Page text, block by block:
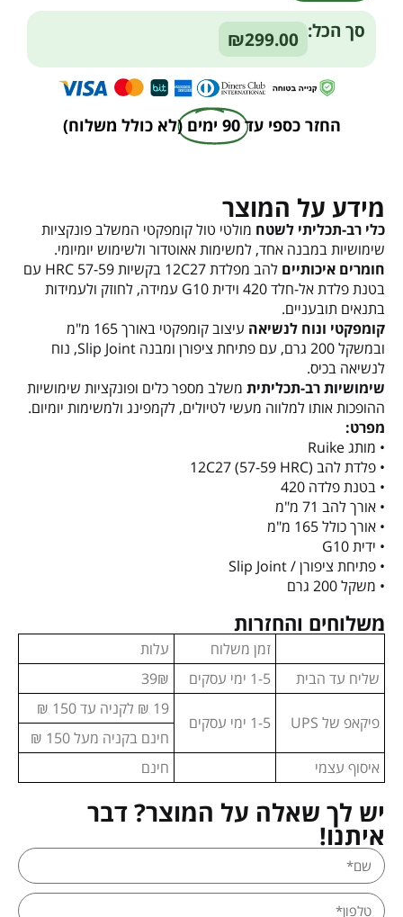
Alternative:
סך הכל: ₪299.00
החזר כספי עד 90 ימים (לא כולל משלוח)
מידע על המוצר
כלי רב-תכליתי לשטח מולטי טול קומפקטי המשלב פונקציות
שימושיות במבנה אחד, למשימות אאוטדור ולשימוש יומיומי.
חומרים איכותיים
להב מפלדת 12C27 בקשיות 57-59 HRC עם
בטנת פלדת אל-חלד 420 וידית G10 עמידה, לחוזק ולעמידות
בתנאים תובעניים.
קומפקטי ונוח לנשיאה
עיצוב קומפקטי באורך 165 מ"מ
ובמשקל 200 גרם, עם פתיחת ציפורן ומבנה Slip Joint, נוח
לנשיאה בכיס.
שימושיות רב-תכליתית משלב מספר כלים ופונקציות שימושיות
ההופכות אותו למלווה מעשי לטיולים, לקמפינג ולמשימות יומיום.
מפרט:
• מותג Ruike
• פלדת להב 12C27 (57-59 HRC)
• בטנת פלדה 420
• אורך להב 71 מ"מ
• אורך כולל 165 מ"מ
• ידית G10
• פתיחת ציפורן / Slip Joint
• משקל 200 גרם
משלוחים והחזרות
זמן משלוח
עלות
שליח עד הבית
1-5 ימי עסקים 39₪
פיקאפ של UPS 1-5 ימי עסקים
19 ₪ לקניה עד 150 ₪
חינם בקניה מעל 150 ₪
איסוף עצמי
חינם
יש לך שאלה על המוצר? דבר
איתנו!